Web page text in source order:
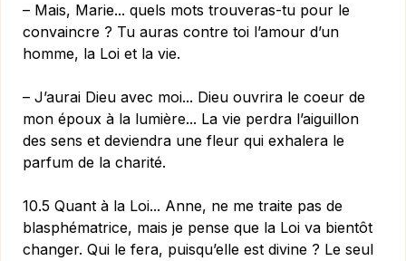
– Mais, Marie... quels mots trouveras-tu pour le
convaincre ? Tu auras contre toi l’amour d’un
homme, la Loi et la vie.
– J’aurai Dieu avec moi... Dieu ouvrira le coeur de
mon époux à la lumière... La vie perdra l’aiguillon
des sens et deviendra une fleur qui exhalera le
parfum de la charité.
10.5 Quant à la Loi... Anne, ne me traite pas de
blasphématrice, mais je pense que la Loi va bientôt
changer. Qui le fera, puisqu’elle est divine ? Le seul